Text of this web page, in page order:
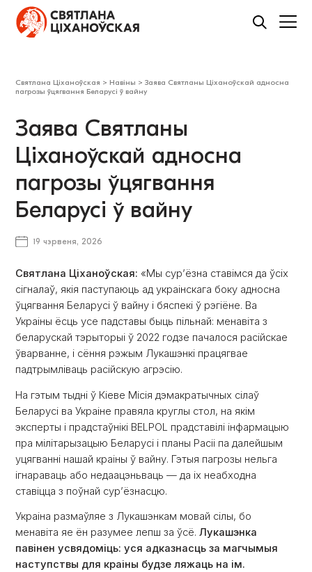
Святлана Ціханоўская > Навіны >Заява Святланы Ціханоўскай адносна
пагрозы ўцягвання Беларусі ў вайну
Заява Святланы
Ціханоўскай адносна
пагрозы ўцягвання
Беларусі ў вайну
19 чэрвеня, 2026
Святлана Ціханоўская: «Мы сур’ёзна ставімся да ўсіх
сігналаў, якія паступаюць ад украінскага боку адносна
ўцягвання Беларусі ў вайну і бяспекі ў рэгіёне. Ва
Украіны ёсць усе падставы быць пільнай: менавіта з
беларускай тэрыторыі ў 2022 годзе пачалося расійскае
ўварванне, і сёння рэжым Лукашэнкі працягвае
падтрымліваць расійскую агрэсію.
На гэтым тыдні ў Кіеве Місія дэмакратычных сілаў
Беларусі ва Украіне правяла круглы стол, на якім
эксперты і прадстаўнікі BELPOL прадставілі інфармацыю
пра мілітарызацыю Беларусі і планы Расіі па далейшым
уцягванні нашай краіны ў вайну. Гэтыя пагрозы нельга
ігнараваць або недаацэньваць — да іх неабходна
ставіцца з поўнай сур’ёзнасцю.
Украіна размаўляе з Лукашэнкам мовай сілы, бо
менавіта яе ён разумее лепш за ўсё.Лукашэнка
павінен усвядоміць: уся адказнасць за магчымыя
наступствы для краіны будзе ляжаць на ім.